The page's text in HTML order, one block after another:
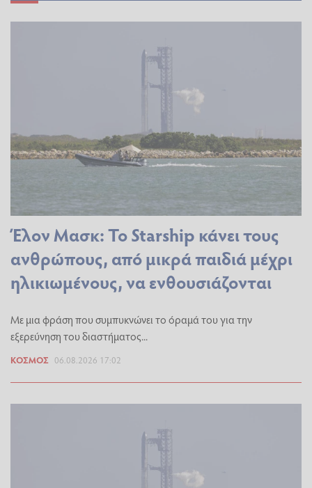
Έλον Μασκ: Το Starship κάνει τους
ανθρώπους, από μικρά παιδιά μέχρι
ηλικιωμένους, να ενθουσιάζονται
Με μια φράση που συμπυκνώνει το όραμά του για την
εξερεύνηση του διαστήματος...
ΚΌΣΜΟΣ 06.08.2026 17:02